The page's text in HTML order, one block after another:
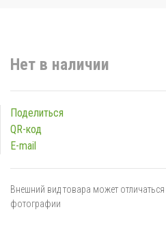
Нет в наличии
Поделиться
QR-код
E-mail
Внешний вид товара может
фотографии